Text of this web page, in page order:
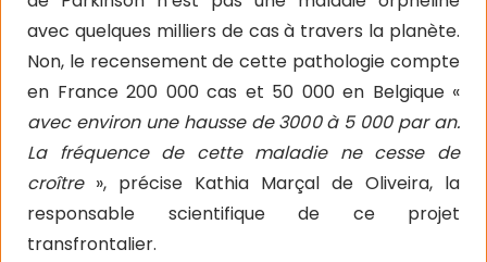
avec quelques milliers de cas à travers la planète.
Non, le recensement de cette pathologie compte
en France 200 000 cas et 50 000 en Belgique «
avec environ une hausse de 3000 à 5 000 par an.
La fréquence de cette maladie ne cesse de
croître», précise Kathia Marçal de Oliveira, la
responsable scientifique de ce projet
transfrontalier.